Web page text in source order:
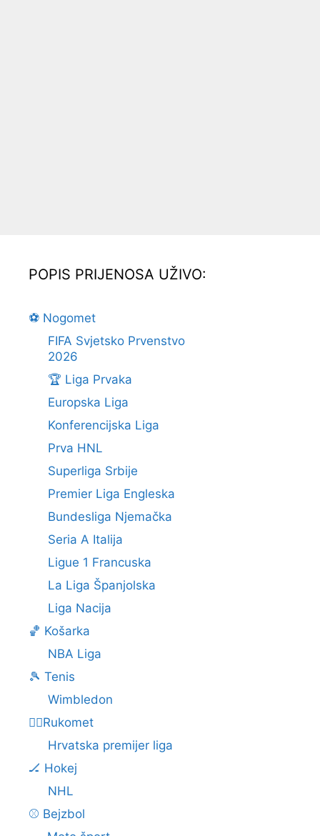
POPIS PRIJENOSA UŽIVO:
⚽ Nogomet
FIFA Svjetsko Prvenstvo
2026
🏆 Liga Prvaka
Europska Liga
Konferencijska Liga
Prva HNL
Superliga Srbije
Premier Liga Engleska
Bundesliga Njemačka
Seria A Italija
Ligue 1 Francuska
La Liga Španjolska
Liga Nacija
🏀 Košarka
NBA Liga
🎾 Tenis
Wimbledon
🤾‍♂️Rukomet
Hrvatska premijer liga
🏒 Hokej
NHL
⚾ Bejzbol